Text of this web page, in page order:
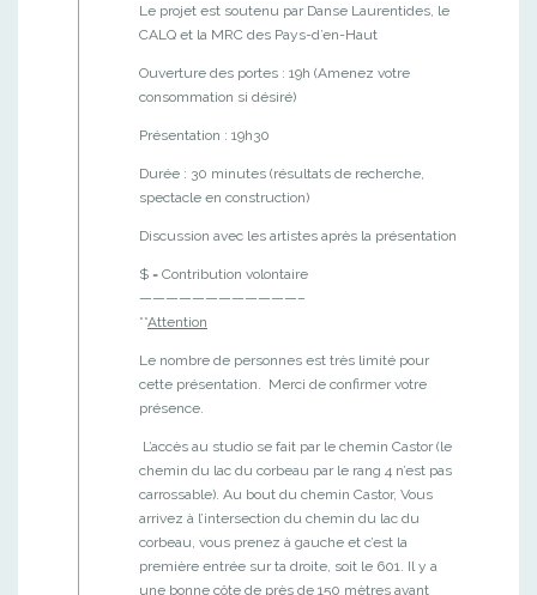
Le projet est soutenu par Danse Laurentides, le
CALQ et la MRC des Pays-d’en-Haut
Ouverture des portes : 19h (Amenez votre
consommation si désiré)
Présentation : 19h30
Durée : 30 minutes (résultats de recherche,
spectacle en construction)
Discussion avec les artistes après la présentation
$ = Contribution volontaire
————————————–
**Attention
Le nombre de personnes est très limité pour
cette présentation. Merci de confirmer votre
présence.
L’accès au studio se fait par le chemin Castor (le
chemin du lac du corbeau par le rang 4 n’est pas
carrossable). Au bout du chemin Castor, Vous
arrivez à l’intersection du chemin du lac du
corbeau, vous prenez à gauche et c’est la
première entrée sur ta droite, soit le 601. Il y a
une bonne côte de près de 150 mètres avant